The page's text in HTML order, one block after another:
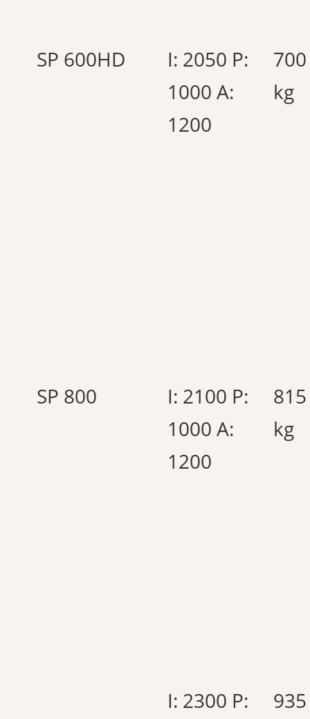
SP 600HD
I: 2050 P:
1000 A:
1200
700
kg
SP 800
I: 2100 P:
1000 A:
1200
815
kg
I: 2300 P:
935